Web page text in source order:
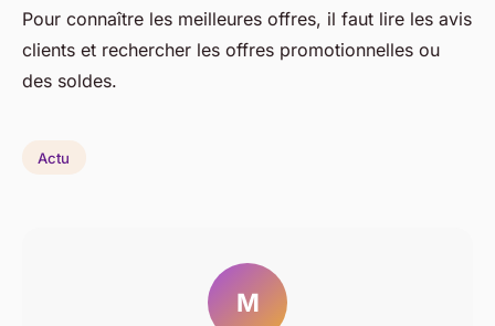
Pour connaître les meilleures offres, il faut lire les avis
clients et rechercher les offres promotionnelles ou
des soldes.
Actu
M